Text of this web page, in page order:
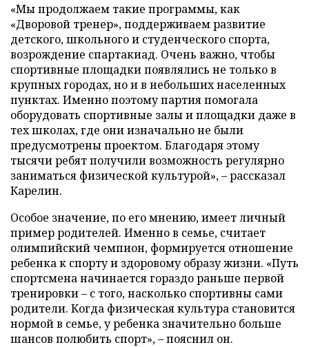
«Мы продолжаем такие программы, как
«Дворовой тренер», поддерживаем развитие
детского, школьного и студенческого спорта,
возрождение спартакиад. Очень важно, чтобы
спортивные площадки появлялись не только в
крупных городах, но и в небольших населенных
пунктах. Именно поэтому партия помогала
оборудовать спортивные залы и площадки даже в
тех школах, где они изначально не были
предусмотрены проектом. Благодаря этому
тысячи ребят получили возможность регулярно
заниматься физической культурой», – рассказал
Карелин.
Особое значение, по его мнению, имеет личный
пример родителей. Именно в семье, считает
олимпийский чемпион, формируется отношение
ребенка к спорту и здоровому образу жизни. «Путь
спортсмена начинается гораздо раньше первой
тренировки – с того, насколько спортивны сами
родители. Когда физическая культура становится
нормой в семье, у ребенка значительно больше
шансов полюбить спорт», – пояснил он.